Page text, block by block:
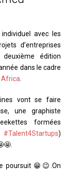
avec les
d’entreprises
édition
dans le cadre
Africa
vont se faire
une graphiste
formées
#Talent4Startups)
poursuit 😁😉.On